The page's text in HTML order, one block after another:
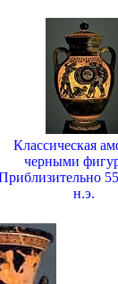
Классическая
черными
н.э.